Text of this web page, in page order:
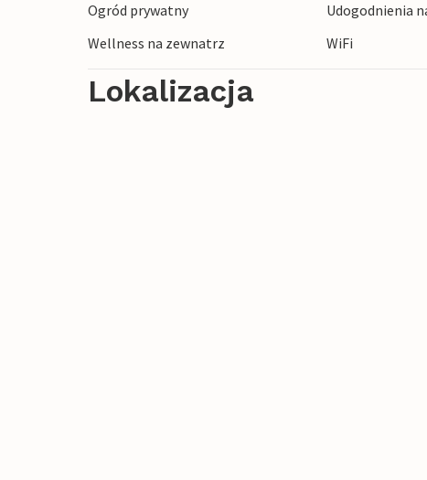
Ogród prywatny
Udogodnienia
Wellness na zewnatrz
WiFi
Lokalizacja